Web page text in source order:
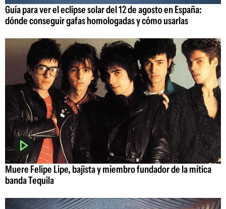
Guía para ver el eclipse solar del 12 de agosto en España:
dónde conseguir gafas homologadas y cómo usarlas
Muere Felipe Lipe, bajista y miembro fundador de la mítica
banda Tequila